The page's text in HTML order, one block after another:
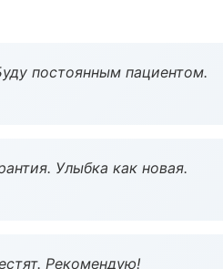
постоянным пациентом.
Улыбка как новая.
Рекомендую!